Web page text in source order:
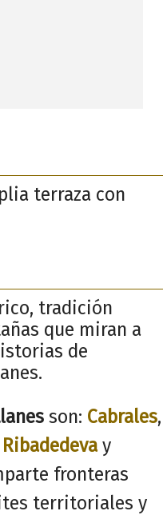
terraza con
tradición
que miran a
de
son: Cabrales,
Ribadedevay
fronteras
territoriales y